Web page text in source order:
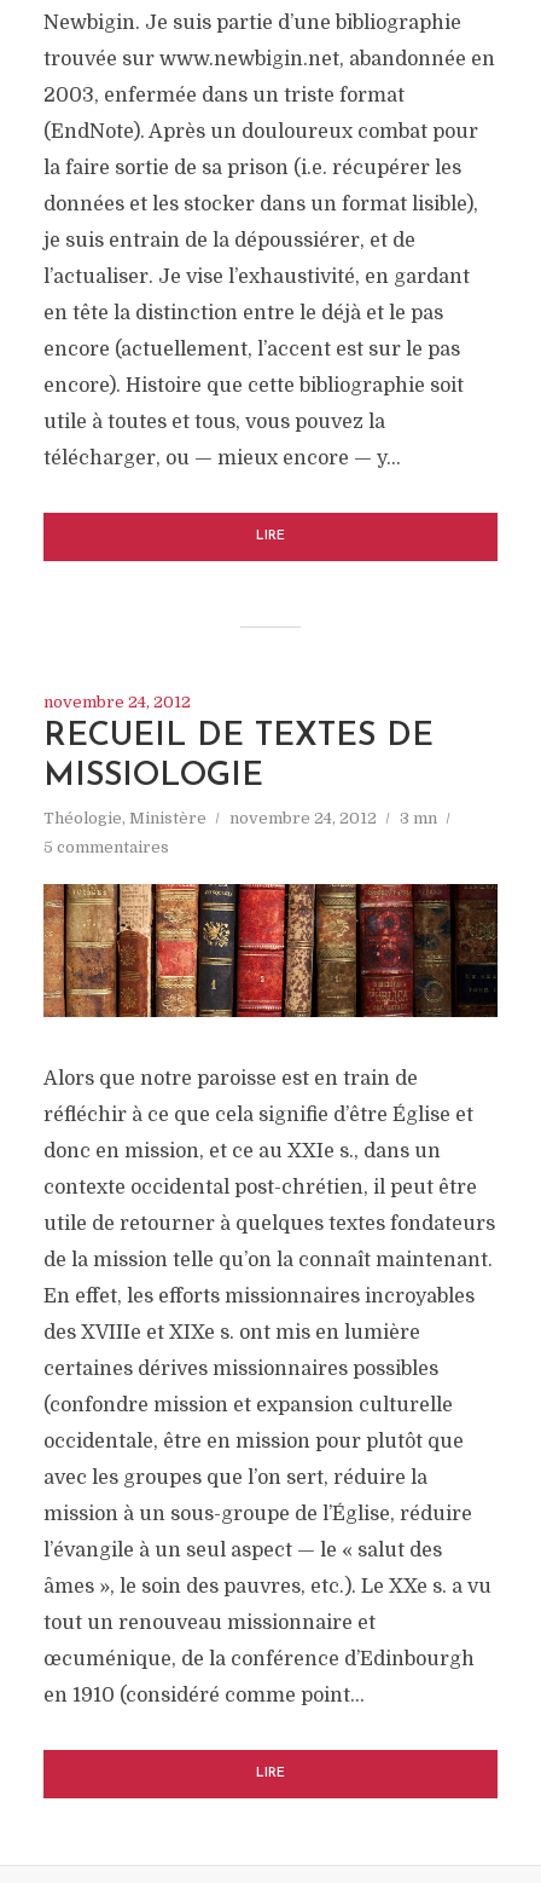
Newbigin. Je suis partie d’une bibliographie
trouvée sur www.newbigin.net, abandonnée en
2003, enfermée dans un triste format
(EndNote). Après un douloureux combat pour
la faire sortie de sa prison (i.e. récupérer les
données et les stocker dans un format lisible),
je suis entrain de la dépoussiérer, et de
l’actualiser. Je vise l’exhaustivité, en gardant
en tête la distinction entre le déjà et le pas
encore (actuellement, l’accent est sur le pas
encore). Histoire que cette bibliographie soit
utile à toutes et tous, vous pouvez la
télécharger, ou — mieux encore — y…
LIRE
novembre 24, 2012
RECUEIL DE TEXTES DE
MISSIOLOGIE
Théologie, Ministère novembre 24, 2012
3 mn
5 commentaires
Alors que notre paroisse est en train de
réfléchir à ce que cela signifie d’être Église et
donc en mission, et ce au XXIe s., dans un
contexte occidental post-chrétien, il peut être
utile de retourner à quelques textes fondateurs
de la mission telle qu’on la connaît maintenant.
En effet, les efforts missionnaires incroyables
des XVIIIe et XIXe s. ont mis en lumière
certaines dérives missionnaires possibles
(confondre mission et expansion culturelle
occidentale, être en mission pour plutôt que
avec les groupes que l’on sert, réduire la
mission à un sous-groupe de l’Église, réduire
l’évangile à un seul aspect — le « salut des
âmes », le soin des pauvres, etc.). Le XXe s. a vu
tout un renouveau missionnaire et
œcuménique, de la conférence d’Edinbourgh
en 1910 (considéré comme point…
LIRE